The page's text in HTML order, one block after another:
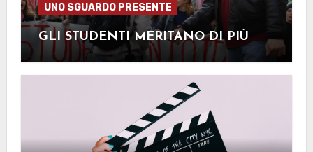
UNO SGUARDO PRESENTE
GLI STUDENTI MERITANO DI PIÙ